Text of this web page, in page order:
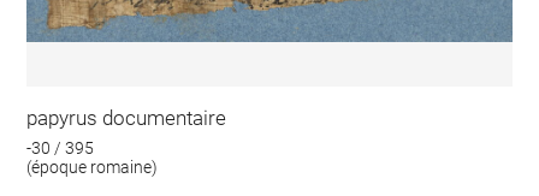
papyrus documentaire
-30 / 395
(époque romaine)